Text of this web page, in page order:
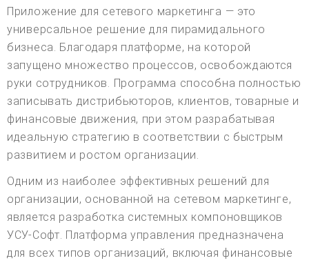
Приложение для сетевого маркетинга — это
универсальное решение для пирамидального
бизнеса. Благодаря платформе, на которой
запущено множество процессов, освобождаются
руки сотрудников. Программа способна полностью
записывать дистрибьюторов, клиентов, товарные и
финансовые движения, при этом разрабатывая
идеальную стратегию в соответствии с быстрым
развитием и ростом организации.
Одним из наиболее эффективных решений для
организации, основанной на сетевом маркетинге,
является разработка системных компоновщиков
УСУ-Софт. Платформа управления предназначена
для всех типов организаций, включая финансовые